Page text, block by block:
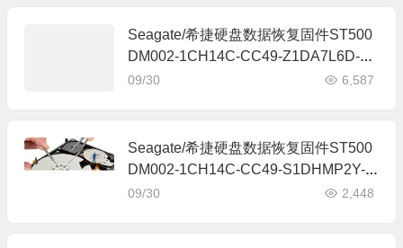
Seagate/希捷硬盘数据恢复固件ST500
DM002-1CH14C-CC49-Z1DA7L6D-P
C3000全套
09/30 6,587
Seagate/希捷硬盘数据恢复固件ST500
DM002-1CH14C-CC49-S1DHMP2Y-P
C3000全套
09/30 2,448